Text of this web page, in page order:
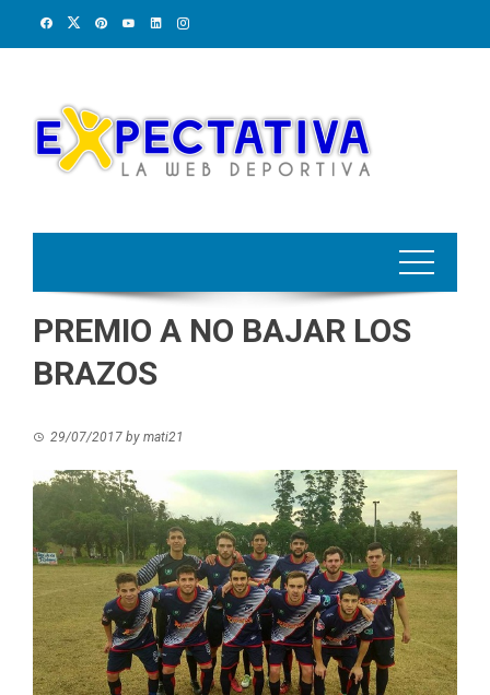
PREMIO A NO BAJAR LOS
BRAZOS
29/07/2017 by mati21